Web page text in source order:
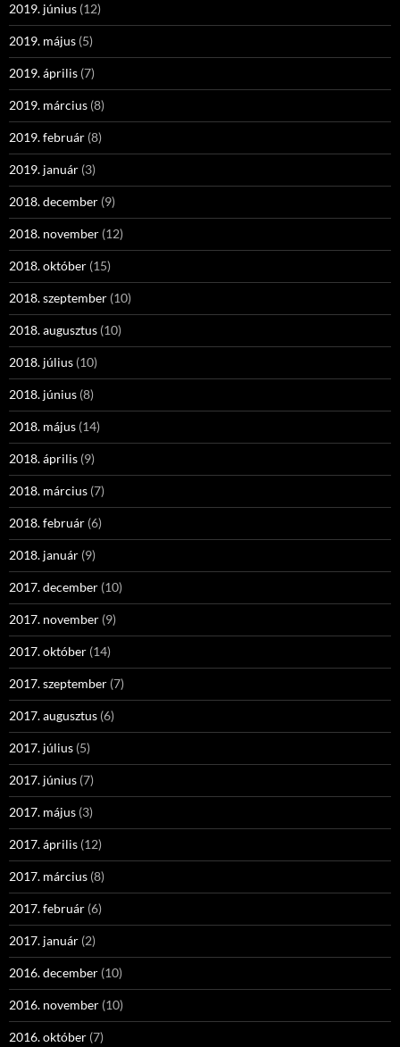
2019. június (12)
2019. május (5)
2019. április (7)
2019. március (8)
2019. február (8)
2019. január (3)
2018. december (9)
2018. november (12)
2018. október (15)
2018. szeptember (10)
2018. augusztus (10)
2018. július (10)
2018. június (8)
2018. május (14)
2018. április (9)
2018. március (7)
2018. február (6)
2018. január (9)
2017. december (10)
2017. november (9)
2017. október (14)
2017. szeptember (7)
2017. augusztus (6)
2017. július (5)
2017. június (7)
2017. május (3)
2017. április (12)
2017. március (8)
2017. február (6)
2017. január (2)
2016. december (10)
2016. november (10)
2016. október (7)